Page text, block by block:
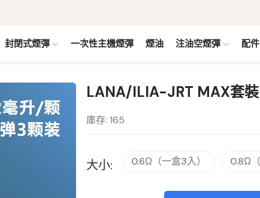
封閉式煙彈 一次性主機煙彈 煙油 注油空煙彈 配件
LANA/ILIA-JRT MAX套
庫存: 165
大小: 0.6Ω（一盒3入） 0.8Ω（